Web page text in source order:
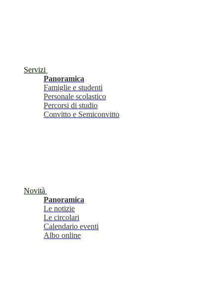
Servizi
Panoramica
Famiglie e studenti
Personale scolastico
Percorsi di studio
Convitto e Semiconvitto
Novità
Panoramica
Le notizie
Le circolari
Calendario eventi
Albo online